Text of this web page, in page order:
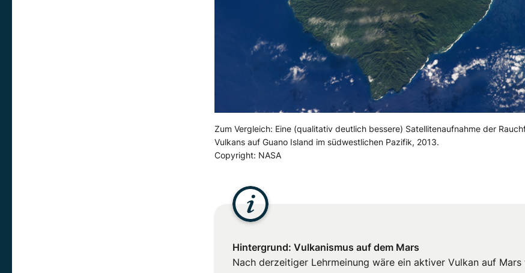
Zum Vergleich: Eine (qualitativ deutlich bessere) Satellitenaufnahme der
Vulkans auf Guano Island im südwestlichen Pazifik, 2013.
Copyright: NASA
Hintergrund: Vulkanismus auf dem Mars
Nach derzeitiger Lehrmeinung wäre ein aktiver Vulkan auf